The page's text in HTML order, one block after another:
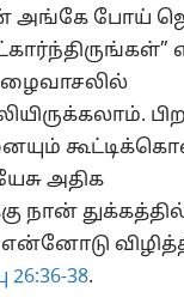
அங்கே போய்
அதிக
நான்
26:36-38.